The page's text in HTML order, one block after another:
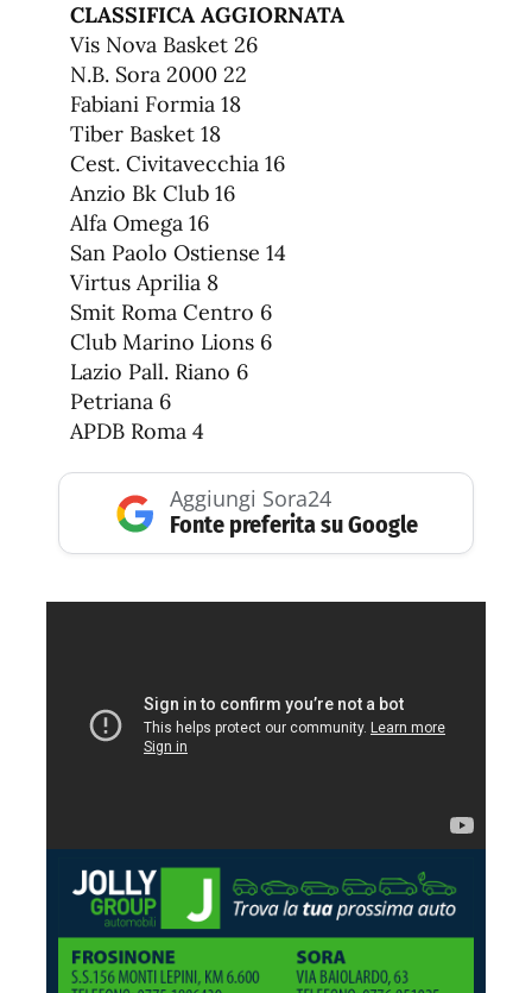
CLASSIFICA AGGIORNATA
Vis Nova Basket 26
N.B. Sora 2000 22
Fabiani Formia 18
Tiber Basket 18
Cest. Civitavecchia 16
Anzio Bk Club 16
Alfa Omega 16
San Paolo Ostiense 14
Virtus Aprilia 8
Smit Roma Centro 6
Club Marino Lions 6
Lazio Pall. Riano 6
Petriana 6
APDB Roma 4
Aggiungi Sora24
Fonte preferita su Google